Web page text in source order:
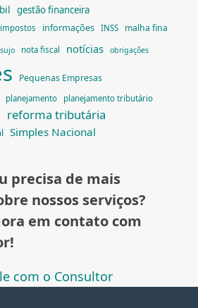
gestão financeira
impostos informações INSS malha fina
nota fiscal notícias obrigações
Pequenas Empresas
planejamento planejamento tributário
reforma tributária
Simples Nacional
precisa de mais
nossos serviços?
em contato com
com o Consultor